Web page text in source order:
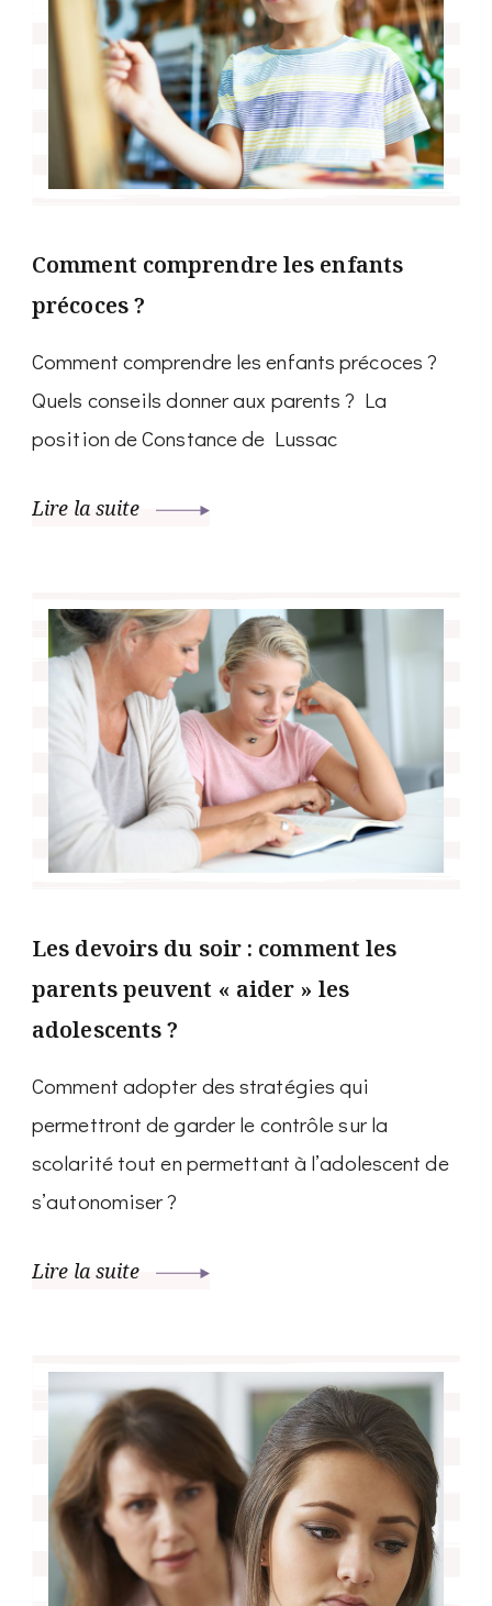
Comment comprendre les enfants
précoces ?
Comment comprendre les enfants précoces ?
Quels conseils donner aux parents ? La
position de Constance de Lussac
Lire la suite
Les devoirs du soir : comment les
parents peuvent « aider » les
adolescents ?
Comment adopter des stratégies qui
permettront de garder le contrôle sur la
scolarité tout en permettant à l’adolescent de
s’autonomiser ?
Lire la suite